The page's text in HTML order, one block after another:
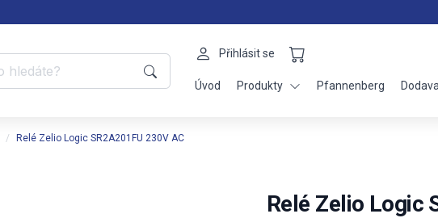
Přihlásit se
Úvod Produkty Pfannenberg
Relé Zelio Logic SR2A201FU 230V AC
Relé Zelio Logic